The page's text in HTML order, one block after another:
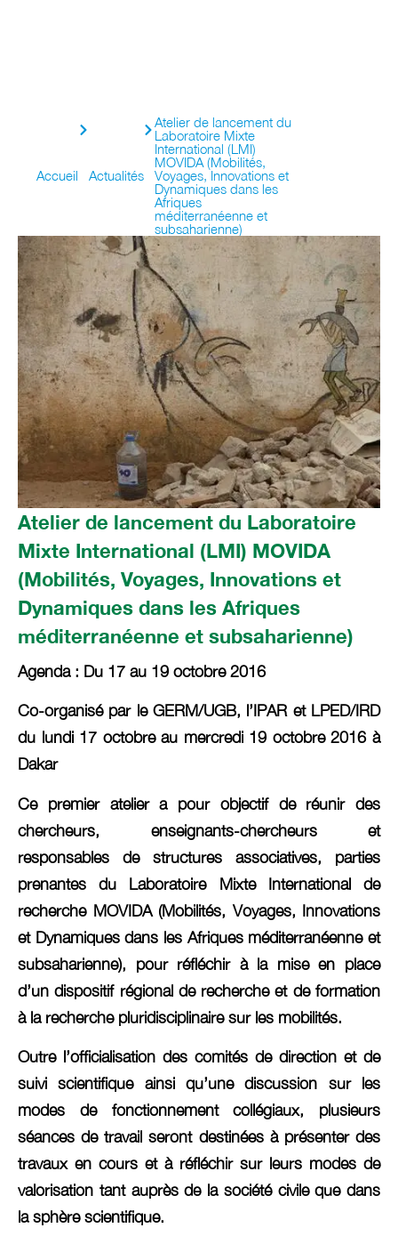
Accueil Actualités
Atelier de lancement du
Laboratoire Mixte
International (LMI)
MOVIDA (Mobilités,
Voyages, Innovations et
Dynamiques dans les
Afriques
méditerranéenne et
subsaharienne)
Atelier de lancement du Laboratoire
Mixte International (LMI) MOVIDA
(Mobilités, Voyages, Innovations et
Dynamiques dans les Afriques
méditerranéenne et subsaharienne)
Agenda : Du 17 au 19 octobre 2016
Co-organisé par le GERM/UGB, l’IPAR et LPED/IRD
du lundi 17 octobre au mercredi 19 octobre 2016 à
Dakar
Ce premier atelier a pour objectif de réunir des
chercheurs, enseignants-chercheurs et
responsables de structures associatives, parties
prenantes du Laboratoire Mixte International de
recherche MOVIDA (Mobilités, Voyages, Innovations
et Dynamiques dans les Afriques méditerranéenne et
subsaharienne), pour réfléchir à la mise en place
d’un dispositif régional de recherche et de formation
à la recherche pluridisciplinaire sur les mobilités.
Outre l’officialisation des comités de direction et de
suivi scientifique ainsi qu’une discussion sur les
modes de fonctionnement collégiaux, plusieurs
séances de travail seront destinées à présenter des
travaux en cours et à réfléchir sur leurs modes de
valorisation tant auprès de la société civile que dans
la sphère scientifique.